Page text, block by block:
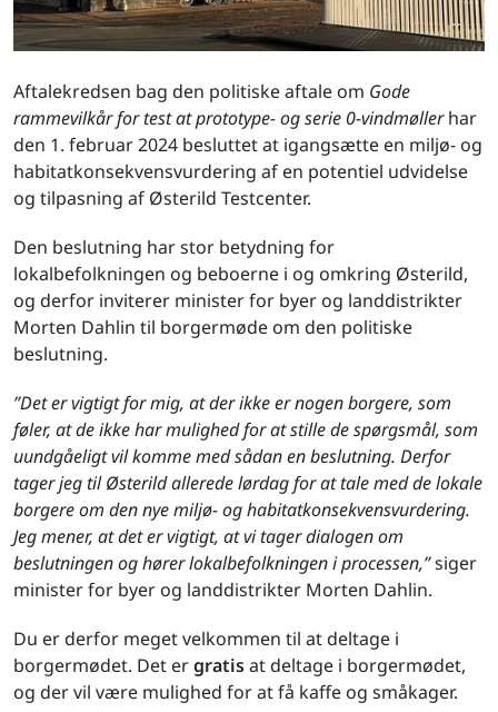
Aftalekredsen bag den politiske aftale om Gode
rammevilkår for test at prototype- og serie 0-vindmøllerhar
den 1. februar 2024 besluttet at igangsætte en miljø- og
habitatkonsekvensvurdering af en potentiel udvidelse
og tilpasning af Østerild Testcenter.
Den beslutning har stor betydning for
lokalbefolkningen og beboerne i og omkring Østerild,
og derfor inviterer minister for byer og landdistrikter
Morten Dahlin til borgermøde om den politiske
beslutning.
”Det er vigtigt for mig, at der ikke er nogen borgere, som
føler, at de ikke har mulighed for at stille de spørgsmål, som
uundgåeligt vil komme med sådan en beslutning. Derfor
tager jeg til Østerild allerede lørdag for at tale med de lokale
borgere om den nye miljø- og habitatkonsekvensvurdering.
Jeg mener, at det er vigtigt, at vi tager dialogen om
beslutningen og hører lokalbefolkningen i processen,”siger
minister for byer og landdistrikter Morten Dahlin.
Du er derfor meget velkommen til at deltage i
borgermødet. Det ergratisat deltage i borgermødet,
og der vil være mulighed for at få kaffe og småkager.